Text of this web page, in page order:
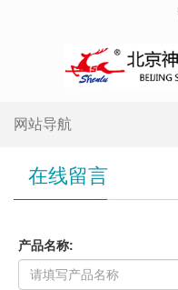
网站导航
在线留言
产品名称: